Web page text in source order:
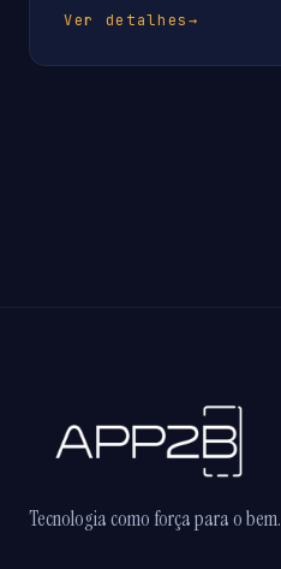
Ver detalhes→
Tecnologia como força para o bem.